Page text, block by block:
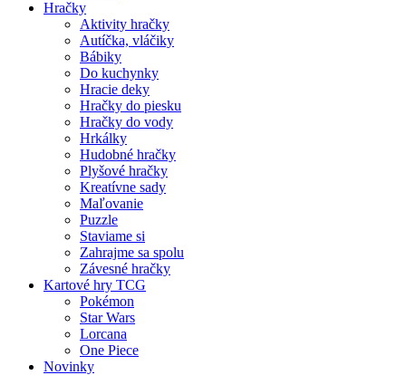
Hračky
Aktivity hračky
Autíčka, vláčiky
Bábiky
Do kuchynky
Hracie deky
Hračky do piesku
Hračky do vody
Hrkálky
Hudobné hračky
Plyšové hračky
Kreatívne sady
Maľovanie
Puzzle
Staviame si
Zahrajme sa spolu
Závesné hračky
Kartové hry TCG
Pokémon
Star Wars
Lorcana
One Piece
Novinky